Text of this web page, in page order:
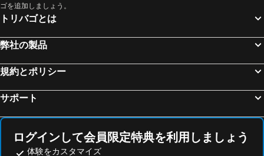
ゴを追加しましょう。
トリバゴとは
弊社の製品
規約とポリシー
サポート
ログインして会員限定特典を利用しましょう
体験をカスタマイズ